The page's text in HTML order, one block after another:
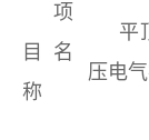
项
目名
称
平
压电